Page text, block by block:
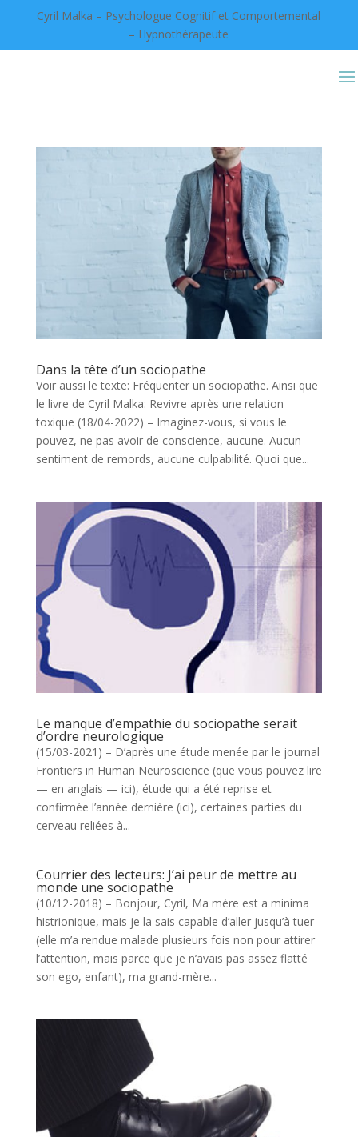
Cyril Malka – Psychologue Cognitif et Comportemental
– Hypnothérapeute
Dans la tête d’un sociopathe
Voir aussi le texte: Fréquenter un sociopathe. Ainsi que
le livre de Cyril Malka: Revivre après une relation
toxique (18/04-2022) – Imaginez-vous, si vous le
pouvez, ne pas avoir de conscience, aucune. Aucun
sentiment de remords, aucune culpabilité. Quoi que...
Le manque d’empathie du sociopathe serait
d’ordre neurologique
(15/03-2021) – D’après une étude menée par le journal
Frontiers in Human Neuroscience (que vous pouvez lire
— en anglais — ici), étude qui a été reprise et
confirmée l’année dernière (ici), certaines parties du
cerveau reliées à...
Courrier des lecteurs: J’ai peur de mettre au
monde une sociopathe
(10/12-2018) – Bonjour, Cyril, Ma mère est a minima
histrionique, mais je la sais capable d’aller jusqu’à tuer
(elle m’a rendue malade plusieurs fois non pour attirer
l’attention, mais parce que je n’avais pas assez flatté
son ego, enfant), ma grand-mère...